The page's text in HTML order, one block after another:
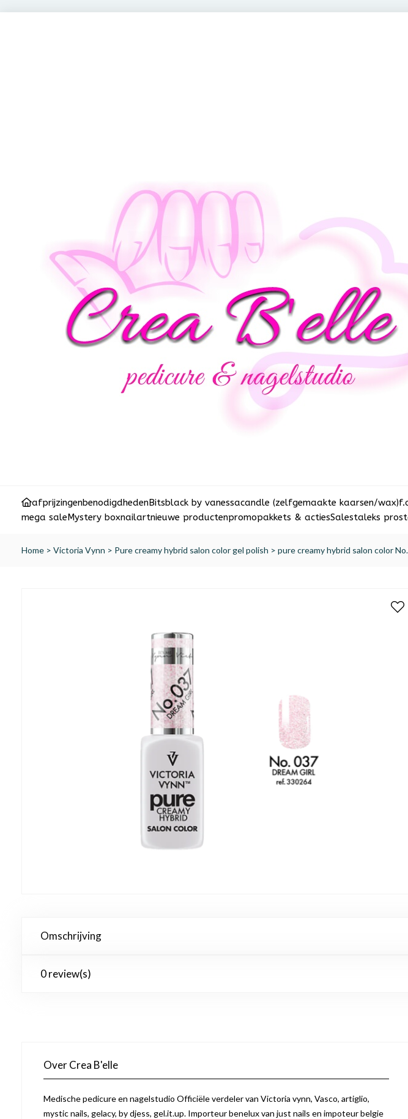
afprijzingenbenodigdhedenBitsblack by vanessacandle (zelfgemaakte kaarsen/wax)
mega saleMystery boxnailartnieuwe productenpromopakkets & actiesSalestaleks pro
Home > Victoria Vynn > Pure creamy hybrid salon color gel polish > pure creamy hybrid salon color
Omschrijving
0 review(s)
Over Crea B'elle
Medische pedicure en nagelstudio Officiële verdeler van Victoria vynn, Vasco, artiglio,
mystic nails, gelacy, by djess, gel.it.up. Importeur benelux van just nails en impoteur belgie